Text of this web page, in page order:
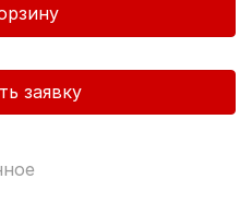
заявку